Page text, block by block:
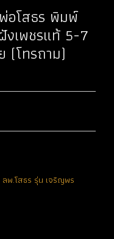
อโสธร พิมพ์
งเพชรแท้ 5-7
(โทรถาม)
ลพ.โสธร รุ่น เจริญพร